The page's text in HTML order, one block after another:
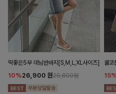
딱좋은5부 데님반바지[S,M,L,XL사이즈]
10%26,900 원29,800원
쿨코